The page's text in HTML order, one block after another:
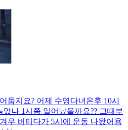
둡지요? 어제 수영다녀온후 10시
나 1시쯤 일어났을까요?? 그때부
우 버티다가 5시에 운동 나왔어용